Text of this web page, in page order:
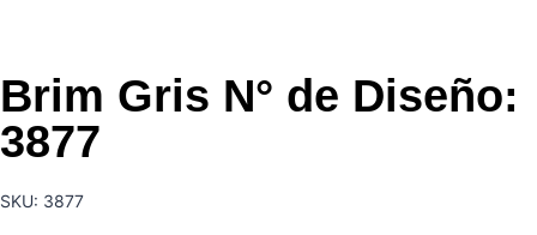
Brim Gris N° de Diseño:
3877
SKU: 3877